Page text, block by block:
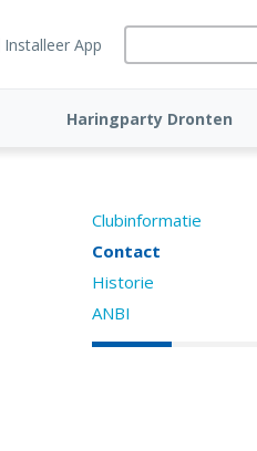
Installeer App
Haringparty Dronten
Clubinformatie
Contact
Historie
ANBI